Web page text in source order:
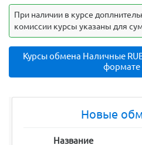
При наличии в курсе
комиссии курсы указаны для
Курсы обмена Наличные
формате
Новые
Название